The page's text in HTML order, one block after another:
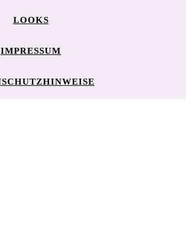
LOOKS
IMPRESSUM